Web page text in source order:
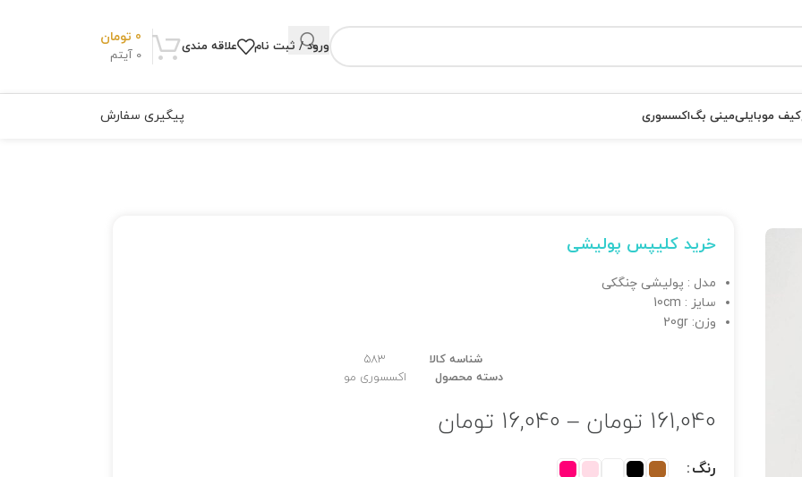
ورود / ثبت نام علاقه مندی
0 آیتم
0 تومان
کیف موبایلیمینی بگاکسسوری پیگیری سفارش
خرید کلیپس پولیشی
مدل : پولیشی چنگکی
سایز : 10cm
وزن: 20gr
شناسه کالا
583
دسته محصول
اکسسوری مو
161,040 تومان –
16,040 تومان
رنگ